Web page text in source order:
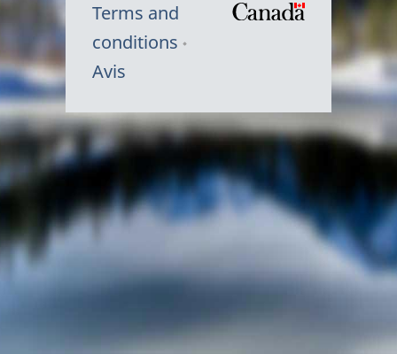
Terms and
conditions
Avis
Symbole
du
Canada